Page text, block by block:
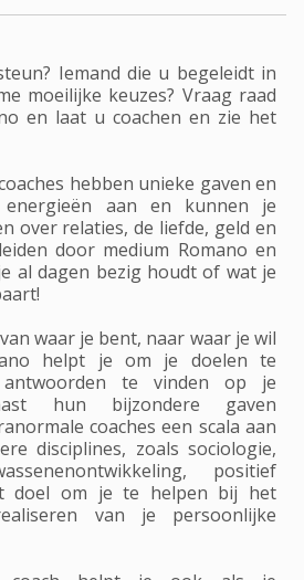
Iemand die u begeleidt in
moeilijke keuzes? Vraag raad
en laat u coachen en zie het
hebben unieke gaven en
energieën aan en kunnen je
over relaties, de liefde, geld en
door medium Romano en
al dagen bezig houdt of wat je
waar je bent, naar waar je wil
helpt je om je doelen te
te vinden op je
hun bijzondere gaven
coaches een scala aan
disciplines, zoals sociologie,
positief
doel om je te helpen bij het
van je persoonlijke